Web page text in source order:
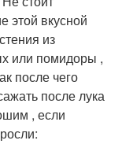
этой вкусной
из
или помидоры ,
после чего
после лука
, если